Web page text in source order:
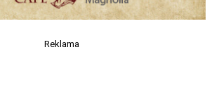
Reklama